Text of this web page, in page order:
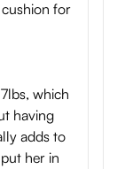
for
which
having
adds to
her in